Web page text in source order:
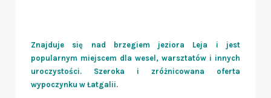
Znajduje się nad brzegiem jeziora Leja i jest
popularnym miejscem dla wesel, warsztatów i innych
uroczystości. Szeroka i zróżnicowana oferta
wypoczynku w Łatgalii.